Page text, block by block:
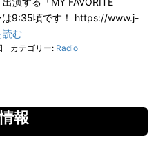
は9:35頃です！ https://www.j-
む
カテゴリー: Radio
報